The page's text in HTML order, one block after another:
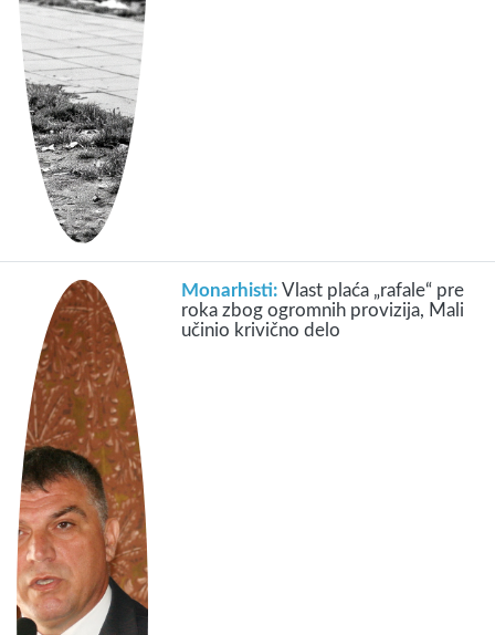
Monarhisti:Vlast plaća „rafale“ pre
roka zbog ogromnih provizija, Mali
učinio krivično delo